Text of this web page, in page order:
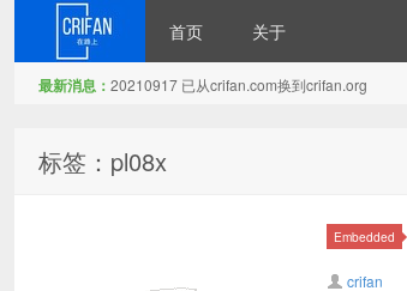
首页 关于
最新消息： 20210917 已从crifan.com换到crifan.org
标签：pl08x
Embedded
crifan